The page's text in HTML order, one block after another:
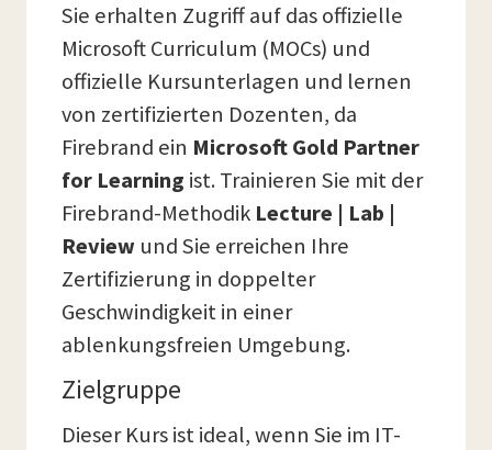
Sie erhalten Zugriff auf das offizielle
Microsoft Curriculum (MOCs) und
offizielle Kursunterlagen und lernen
von zertifizierten Dozenten, da
Firebrand ein Microsoft Gold Partner
for Learning ist. Trainieren Sie mit der
Firebrand-Methodik Lecture | Lab |
Review und Sie erreichen Ihre
Zertifizierung in doppelter
Geschwindigkeit in einer
ablenkungsfreien Umgebung.
Zielgruppe
Dieser Kurs ist ideal, wenn Sie im IT-